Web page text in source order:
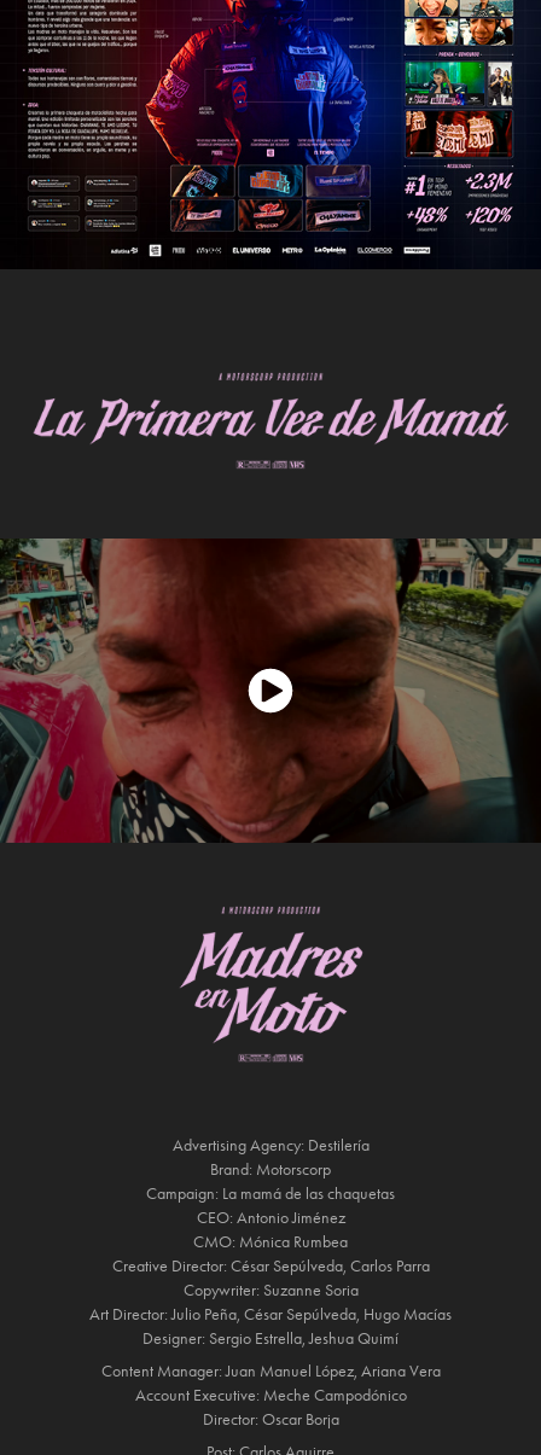
Advertising Agency: Destilería
Brand: Motorscorp
Campaign: La mamá de las chaquetas
CEO: Antonio Jiménez
CMO: Mónica Rumbea
Creative Director: César Sepúlveda, Carlos Parra
Copywriter: Suzanne Soria
Art Director:Julio Peña, César Sepúlveda, Hugo Macías
Designer: Sergio Estrella, Jeshua Quimí
Content Manager:Juan Manuel López, Ariana Vera
Account Executive: Meche Campodónico
Director: Oscar Borja